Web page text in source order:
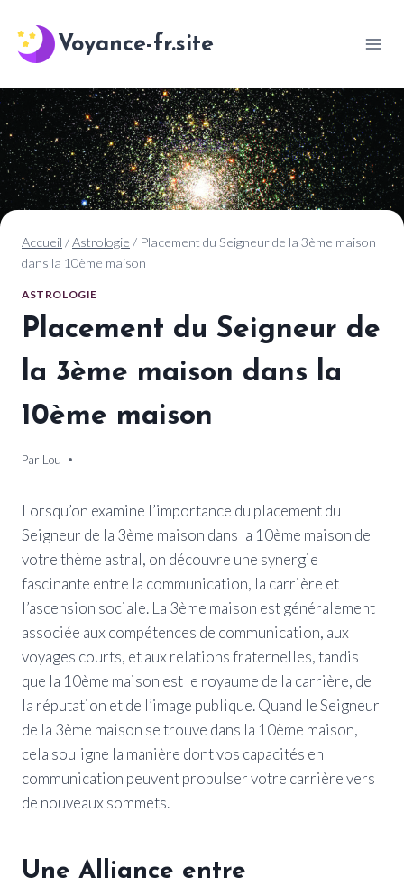
contenu
Voyance-fr.site
Accueil /Astrologie / Placement du Seigneur de la 3ème maison
dans la 10ème maison
ASTROLOGIE
Placement du Seigneur de
la 3ème maison dans la
10ème maison
Par Lou
9 novembre 2024
Lorsqu’on examine l’importance du placement du
Seigneur de la 3ème maison dans la 10ème maison de
votre thème astral, on découvre une synergie
fascinante entre la communication, la carrière et
l’ascension sociale. La 3ème maison est généralement
associée aux compétences de communication, aux
voyages courts, et aux relations fraternelles, tandis
que la 10ème maison est le royaume de la carrière, de
la réputation et de l’image publique. Quand le Seigneur
de la 3ème maison se trouve dans la 10ème maison,
cela souligne la manière dont vos capacités en
communication peuvent propulser votre carrière vers
de nouveaux sommets.
Une Alliance entre